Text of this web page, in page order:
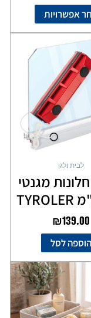
אפשרויות
לבית ולגן
מגנטי
₪139.00
הוספה לסל